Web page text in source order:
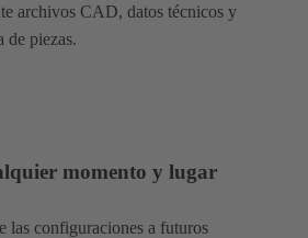
archivos CAD, datos técnicos y
de piezas.
momento y lugar
las configuraciones a futuros